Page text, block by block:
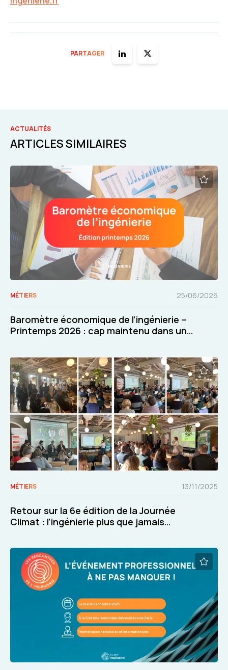
PARTAGER
ACTUALITÉS
ARTICLES SIMILAIRES
MÉTIERS 25/06/2026
Baromètre économique de l’ingénierie –
Printemps 2026 : cap maintenu dans un
MÉTIERS 13/11/2025
Retour sur la 6e édition de la Journée
Climat : l’ingénierie plus que jamais